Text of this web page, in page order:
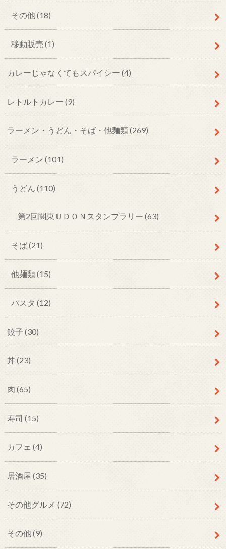
その他 (18)
移動販売 (1)
カレーじゃなくてもスパイシー (4)
レトルトカレー (9)
ラーメン・うどん・そば・他麺類(269)
ラーメン (101)
うどん (110)
第2回関東ＵＤＯＮスタンプラリー (63)
そば(21)
他麺類(15)
パスタ (12)
餃子 (30)
丼(23)
肉 (65)
寿司 (15)
カフェ (4)
居酒屋 (35)
その他グルメ (72)
その他 (9)